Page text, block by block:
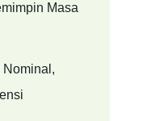
Masa
Nominal,